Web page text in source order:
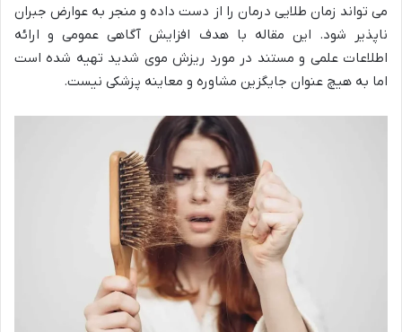
می تواند زمان طلایی درمان را از دست داده و منجر به عوارض جبران
ناپذیر شود. این مقاله با هدف افزایش آگاهی عمومی و ارائه
اطلاعات علمی و مستند در مورد ریزش موی شدید تهیه شده است
اما به هیچ عنوان جایگزین مشاوره و معاینه پزشکی نیست.